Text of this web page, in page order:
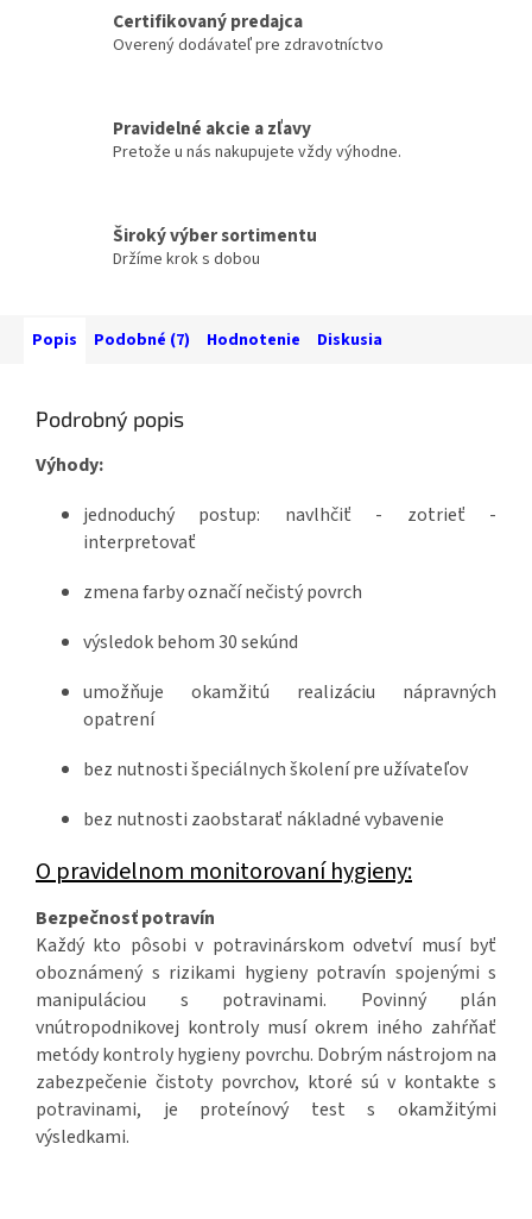
Certifikovaný predajca
Overený dodávateľ pre zdravotníctvo
Pravidelné akcie a zľavy
Pretože u nás nakupujete vždy výhodne.
Široký výber sortimentu
Držíme krok s dobou
Popis Podobné (7) Hodnotenie Diskusia
Podrobný popis
Výhody:
jednoduchý postup: navlhčiť - zotrieť -
interpretovať
zmena farby označí nečistý povrch
výsledok behom 30 sekúnd
umožňuje okamžitú realizáciu nápravných
opatrení
bez nutnosti špeciálnych školení pre užívateľov
bez nutnosti zaobstarať nákladné vybavenie
O pravidelnom monitorovaní hygieny:
Bezpečnosť potravín
Každý kto pôsobi v potravinárskom odvetví musí byť
oboznámený s rizikami hygieny potravín spojenými s
manipuláciou s potravinami. Povinný plán
vnútropodnikovej kontroly musí okrem iného zahŕňať
metódy kontroly hygieny povrchu. Dobrým nástrojom na
zabezpečenie čistoty povrchov, ktoré sú v kontakte s
potravinami, je proteínový test s okamžitými
výsledkami.